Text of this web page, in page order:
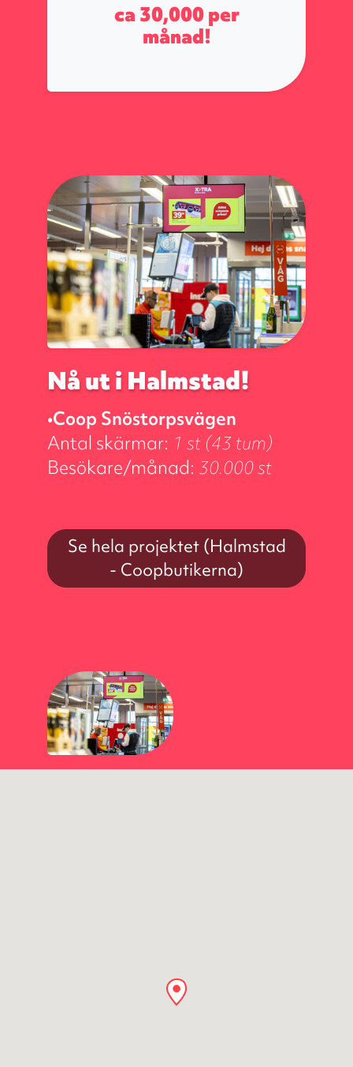
ca 30,000per
månad!
Nå ut i Halmstad!
•Coop Snöstorpsvägen
Antal skärmar: 1 st (43 tum)
Besökare/månad: 30.000 st
Se hela projektet (Halmstad
- Coopbutikerna)